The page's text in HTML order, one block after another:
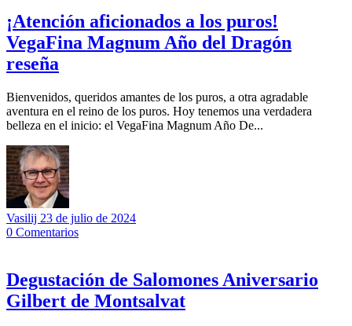
¡Atención aficionados a los puros!
VegaFina Magnum Año del Dragón
reseña
Bienvenidos, queridos amantes de los puros, a otra agradable
aventura en el reino de los puros. Hoy tenemos una verdadera
belleza en el inicio: el VegaFina Magnum Año De...
Vasilij 23 de julio de 2024
0 Comentarios
Degustación de Salomones Aniversario
Gilbert de Montsalvat